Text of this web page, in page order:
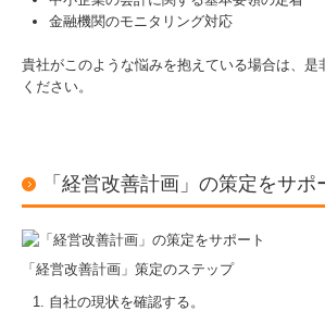
金融機関のモニタリング対応
貴社がこのような悩みを抱えている場合は、是
ください。
「経営改善計画」の策定をサポ
「経営改善計画」策定のステップ
自社の現状を確認する。